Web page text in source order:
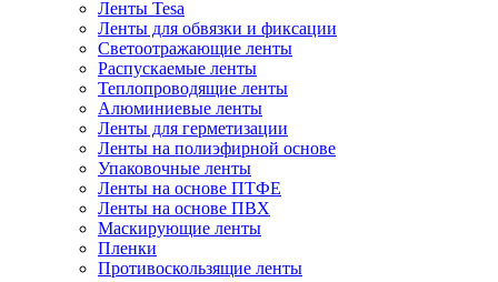
Ленты Tesa
Ленты для обвязки и фиксации
Светоотражающие ленты
Распускаемые ленты
Теплопроводящие ленты
Алюминиевые ленты
Ленты для герметизации
Ленты на полиэфирной основе
Упаковочные ленты
Ленты на основе ПТФЕ
Ленты на основе ПВХ
Маскирующие ленты
Пленки
Противоскользящие ленты